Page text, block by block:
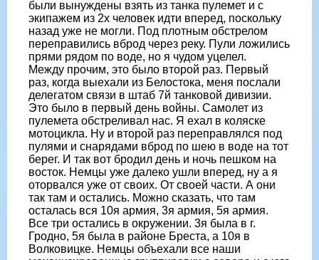
были вынуждены взять из танка пулемет и с
экипажем из 2х человек идти вперед, поскольку
назад уже не могли. Под плотным обстрелом
переправились вброд через реку. Пули ложились
прями рядом по воде, но я чудом уцелел.
Между прочим, это было второй раз. Первый
раз, когда выехали из Белостока, меня послали
делегатом связи в штаб 7й танковой дивизии.
Это было в первый день войны. Самолет из
пулемета обстреливал нас. Я ехал в коляске
мотоцикла. Ну и второй раз переправлялся под
пулями и снарядами вброд по шею в воде на тот
берег. И так вот бродил день и ночь пешком на
восток. Немцы уже далеко ушли вперед, ну а я
оторвался уже от своих. От своей части. А они
так там и остались. Можно сказать, что там
осталась вся 10я армия, 3я армия, 5я армия.
Все три остались в окружении. 3я была в г.
Гродно, 5я была в районе Бреста, а 10я в
Волковицке. Немцы объехали все наши